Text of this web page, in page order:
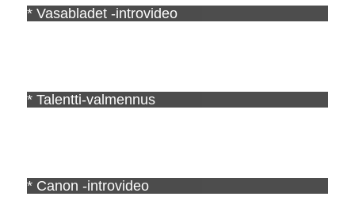
* Vasabladet -introvideo
* Talentti-valmennus
* Canon -introvideo